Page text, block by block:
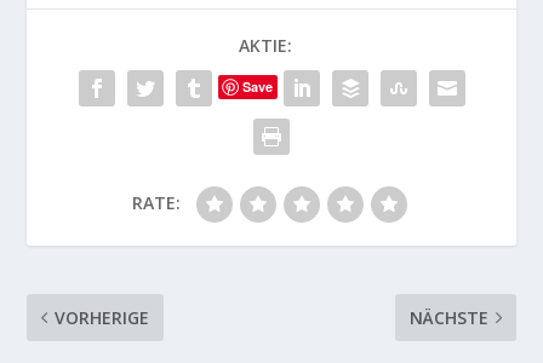
drei Prüfungen für sich
Finale der Youngster…
AKTIE:
Save
RATE:
VORHERIGE NÄCHSTE